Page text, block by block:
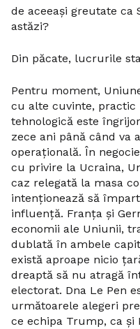
de aceeași greutate ca
astăzi?
Din păcate, lucrurile
Pentru moment,
cu alte cuvinte, practic
tehnologică este
zece ani până când va
operațională. În
cu privire la Ucraina,
caz relegată la masa
intenționează să
influență. Franța și
economii ale Uniunii,
dublată în ambele
există aproape nicio
dreaptă să nu atragă
electorat. Dna Le Pen
următoarele alegeri
ce echipa Trump, ca